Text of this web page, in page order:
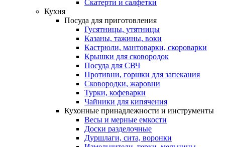
Скатерти и салфетки
Кухня
Посуда для приготовления
Гусятницы, утятницы
Казаны, тажины, воки
Кастрюли, мантоварки, скороварки
Крышки для сковородок
Посуда для СВЧ
Противни, горшки для запекания
Сковородки, жаровни
Турки, кофеварки
Чайники для кипячения
Кухонные принадлежности и инструменты
Весы и мерные емкости
Доски разделочные
Дуршлаги, сита, воронки